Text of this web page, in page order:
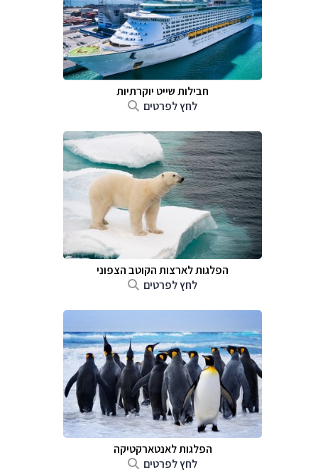
חבילות שייט יוקרתיות
לחץ לפרטים
הפלגות לארצות הקוטב הצפוני
לחץ לפרטים
הפלגות לאנטארקטיקה
לחץ לפרטים